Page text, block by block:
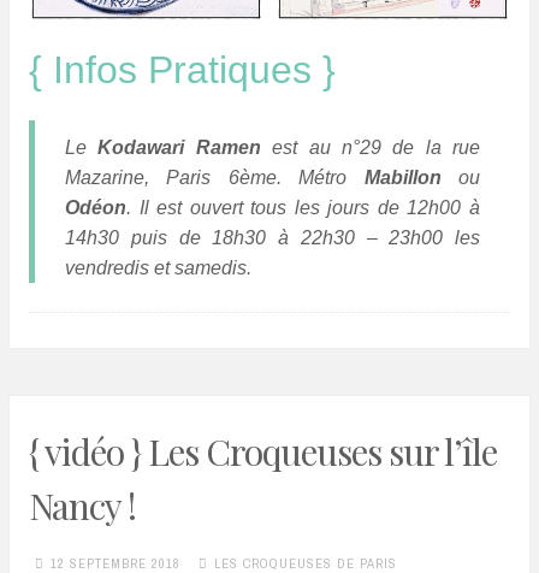
{ Infos Pratiques }
LeKodawari Ramen est au n°29 de la rue
Mazarine, Paris 6ème. Métro Mabillon ou
Odéon. Il est ouvert tous les jours de 12h00 à
14h30 puis de 18h30 à 22h30 – 23h00 les
vendredis et samedis.
{ vidéo } Les Croqueuses sur l’île
Nancy !
12 SEPTEMBRE 2018 LES CROQUEUSES DE PARIS